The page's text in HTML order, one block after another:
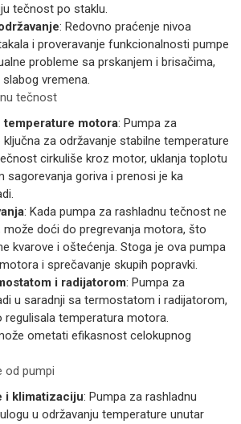
tečnost po staklu.
: Redovno praćenje nivoa
i proveravanje funkcionalnosti pumpe
probleme sa prskanjem i brisačima,
vremena.
tečnost
temperature motora: Pumpa za
za održavanje stabilne temperature
cirkuliše kroz motor, uklanja toplotu
sagorevanja goriva i prenosi je ka
: Kada pumpa za rashladnu tečnost ne
doći do pregrevanja motora, što
kvarove i oštećenja. Stoga je ova pumpa
i sprečavanje skupih popravki.
i radijatorom: Pumpa za
u saradnji sa termostatom i radijatorom,
regulisala temperatura motora.
ometati efikasnost celokupnog
od pumpi
i klimatizaciju: Pumpa za rashladnu
u održavanju temperature unutar